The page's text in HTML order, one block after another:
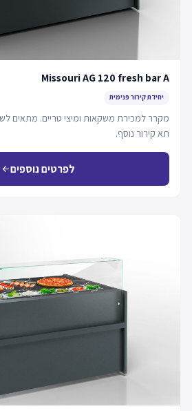
Missouri AG 120 fresh bar A
יחידת קירור פנימית
מקרר למכירת משקאות ומיצי טריים. מתאים
תא קירור נוסף.
לפרטים נוספיםarrow_back